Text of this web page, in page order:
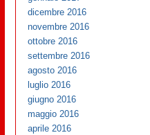
dicembre 2016
novembre 2016
ottobre 2016
settembre 2016
agosto 2016
luglio 2016
giugno 2016
maggio 2016
aprile 2016